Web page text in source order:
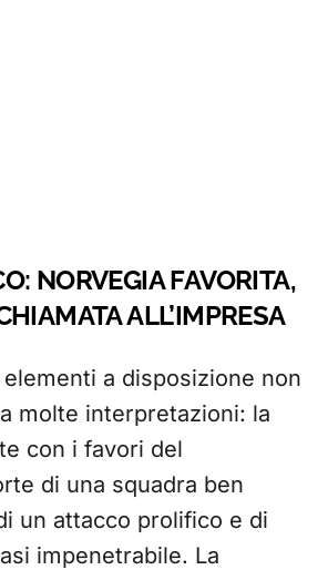
NORVEGIA FAVORITA,
ALL’IMPRESA
elementi a disposizione non
molte interpretazioni: la
con i favori del
di una squadra ben
un attacco prolifico e di
impenetrabile. La